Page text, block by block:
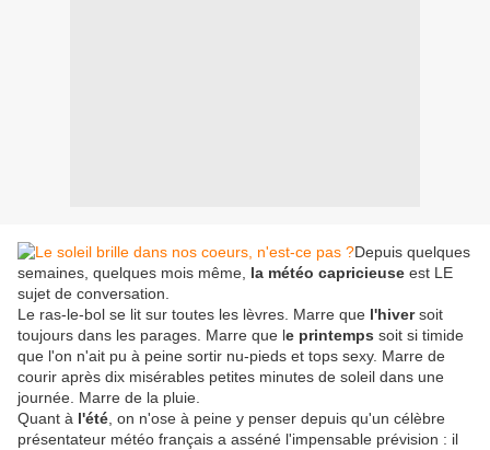
Depuis quelques
semaines, quelques mois même, la météo capricieuse est LE
sujet de conversation.
Le ras-le-bol se lit sur toutes les lèvres. Marre que l'hiversoit
toujours dans les parages. Marre que le printemps soit si timide
que l'on n'ait pu à peine sortir nu-pieds et tops sexy. Marre de
courir après dix misérables petites minutes de soleil dans une
journée. Marre de la pluie.
Quant à l'été , on n'ose à peine y penser depuis qu'un célèbre
présentateur météo français a asséné l'impensable prévision : il